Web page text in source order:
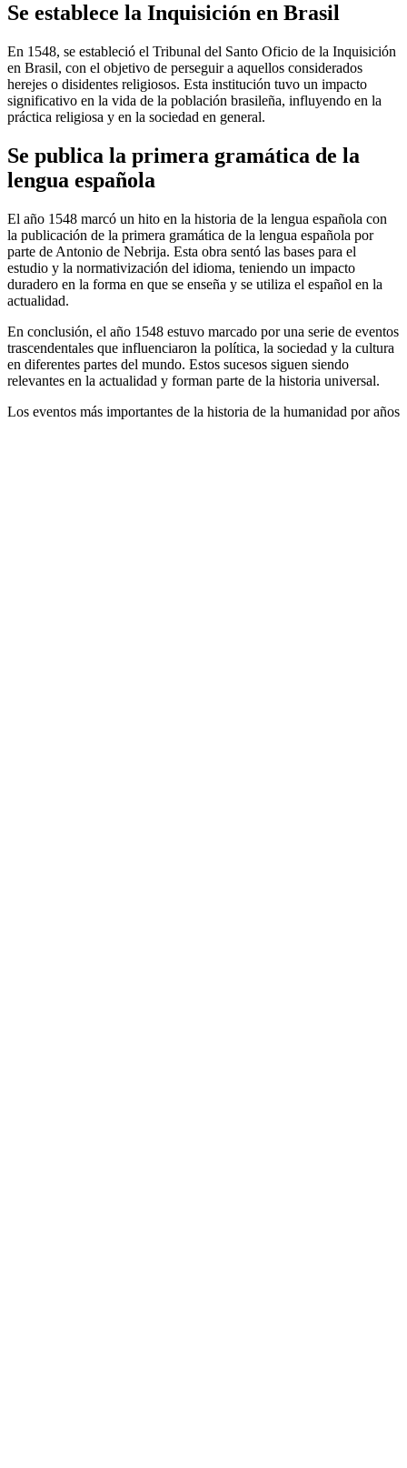
Se establece la Inquisición en Brasil
En 1548, se estableció el Tribunal del Santo Oficio de la Inquisición
en Brasil, con el objetivo de perseguir a aquellos considerados
herejes o disidentes religiosos. Esta institución tuvo un impacto
significativo en la vida de la población brasileña, influyendo en la
práctica religiosa y en la sociedad en general.
Se publica la primera gramática de la
lengua española
El año 1548 marcó un hito en la historia de la lengua española con
la publicación de la primera gramática de la lengua española por
parte de Antonio de Nebrija. Esta obra sentó las bases para el
estudio y la normativización del idioma, teniendo un impacto
duradero en la forma en que se enseña y se utiliza el español en la
actualidad.
En conclusión, el año 1548 estuvo marcado por una serie de eventos
trascendentales que influenciaron la política, la sociedad y la cultura
en diferentes partes del mundo. Estos sucesos siguen siendo
relevantes en la actualidad y forman parte de la historia universal.
Los eventos más importantes de la historia de la humanidad por años